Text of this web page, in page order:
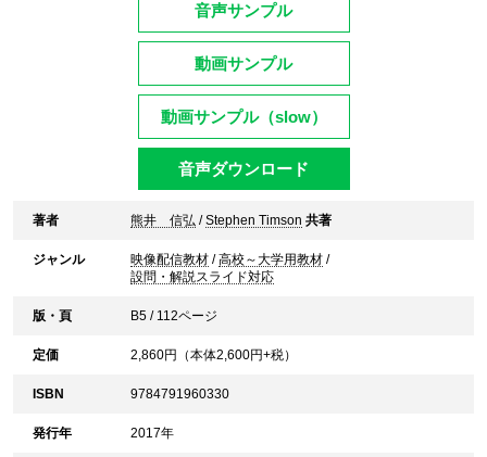
音声サンプル
動画サンプル
動画サンプル（slow）
音声ダウンロード
著者 熊井 信弘 /Stephen Timson 共著
ジャンル 映像配信教材 /高校～大学用教材 /
設問・解説スライド対応
版・頁 B5 / 112ページ
定価 2,860円（本体2,600円+税）
ISBN 9784791960330
発行年 2017年